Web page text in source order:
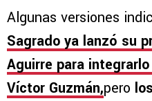
Algunas versiones
Sagrado ya lanzó su
Aguirre para
Víctor Guzmán,pero